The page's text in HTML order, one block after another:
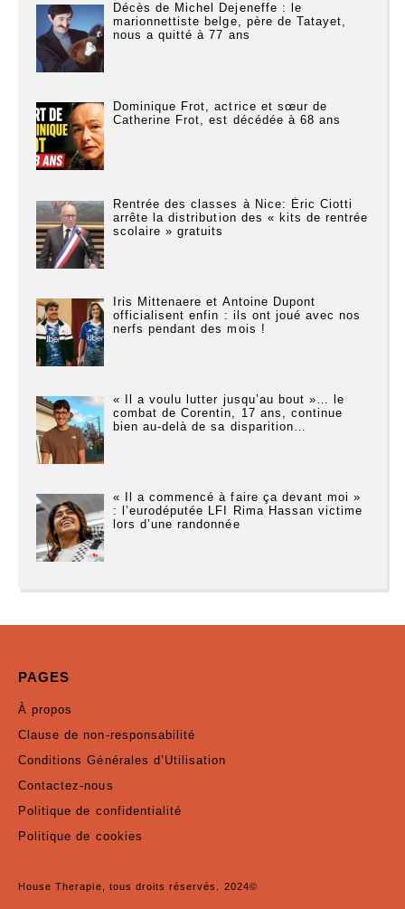
Décès de Michel Dejeneffe : le
marionnettiste belge, père de Tatayet,
nous a quitté à 77 ans
Dominique Frot, actrice et sœur de
Catherine Frot, est décédée à 68 ans
Rentrée des classes à Nice: Éric Ciotti
arrête la distribution des « kits de rentrée
scolaire » gratuits
Iris Mittenaere et Antoine Dupont
officialisent enfin : ils ont joué avec nos
nerfs pendant des mois !
« Il a voulu lutter jusqu’au bout »… le
combat de Corentin, 17 ans, continue
bien au-delà de sa disparition…
« Il a commencé à faire ça devant moi »
: l’eurodéputée LFI Rima Hassan victime
lors d’une randonnée
PAGES
À propos
Clause de non-responsabilité
Conditions Générales d’Utilisation
Contactez-nous
Politique de confidentialité
Politique de cookies
House Therapie, tous droits réservés. 2024©